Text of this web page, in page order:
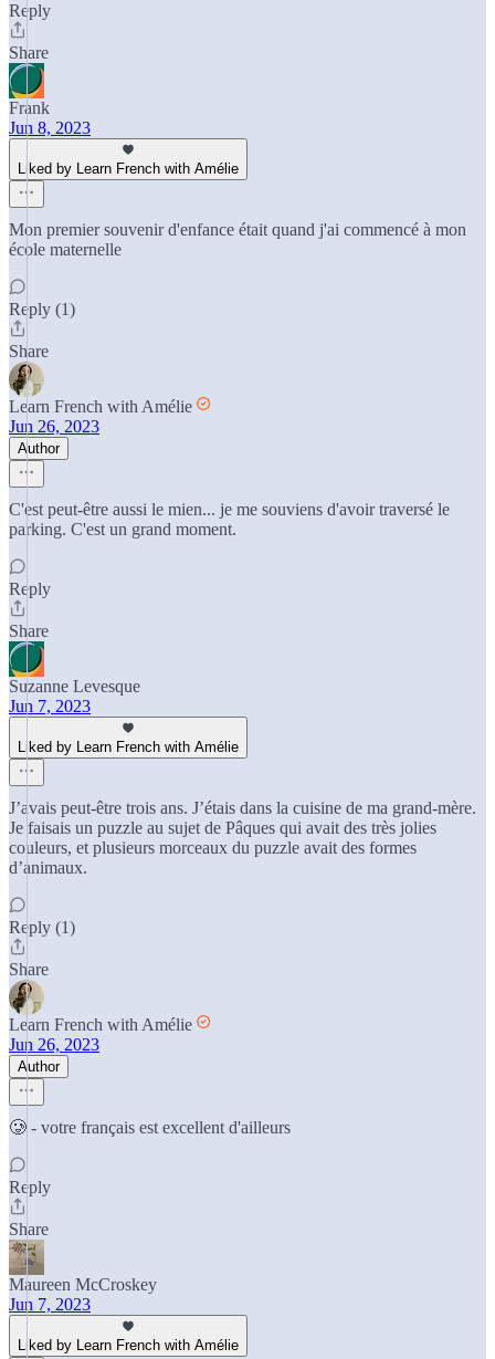
Reply
Share
Frank
Jun 8, 2023
Liked by Learn French with Amélie
Mon premier souvenir d'enfance était quand j'ai commencé à mon
école maternelle
Reply (1)
Share
Learn French with Amélie
Jun 26, 2023
Author
C'est peut-être aussi le mien... je me souviens d'avoir traversé le
parking. C'est un grand moment.
Reply
Share
Suzanne Levesque
Jun 7, 2023
Liked by Learn French with Amélie
J’avais peut-être trois ans. J’étais dans la cuisine de ma grand-mère.
Je faisais un puzzle au sujet de Pâques qui avait des très jolies
couleurs, et plusieurs morceaux du puzzle avait des formes
d’animaux.
Reply (1)
Share
Learn French with Amélie
Jun 26, 2023
Author
🥲 - votre français est excellent d'ailleurs
Reply
Share
Maureen McCroskey
Jun 7, 2023
Liked by Learn French with Amélie